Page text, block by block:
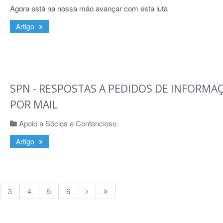
Agora está na nossa mão avançar com esta luta
Artigo
SPN - RESPOSTAS A PEDIDOS DE
POR MAIL
Apoio a Sócios e Contencioso
Artigo
3 4 5 6